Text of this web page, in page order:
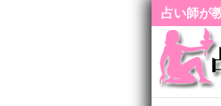
占い師が